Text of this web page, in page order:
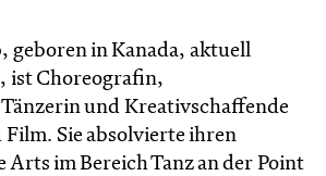
, geboren in Kanada, aktuell
ist Choreografin,
und Kreativschaffende
Sie absolvierte ihren
Arts im Bereich Tanz an der Point